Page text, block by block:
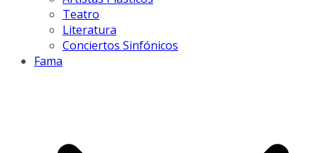
Teatro
Literatura
Conciertos Sinfónicos
Fama